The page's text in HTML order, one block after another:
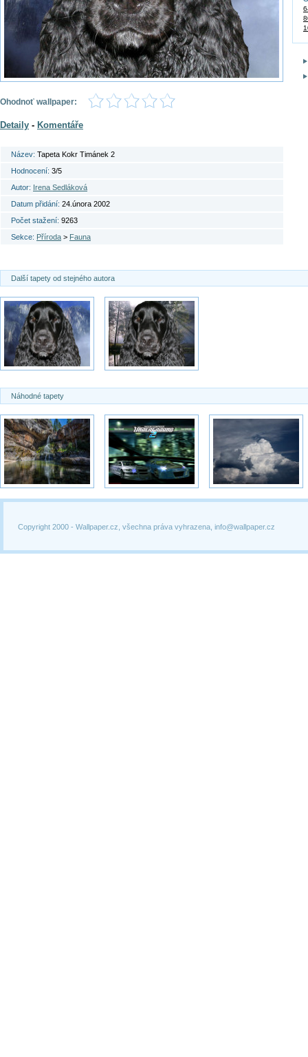
Ohodnoť wallpaper:
Detaily - Komentáře
Název: Tapeta Kokr Timánek 2
Hodnocení: 3/5
Autor: Irena Sedláková
Datum přidání: 24.února 2002
Počet stažení: 9263
Sekce: Příroda > Fauna
Další tapety od stejného autora
Náhodné tapety
Copyright 2000 - Wallpaper.cz, všechna práva vyhrazena, info@wallpaper.cz